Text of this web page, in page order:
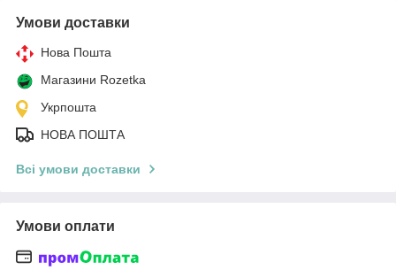
Умови доставки
Нова Пошта
Магазини Rozetka
Укрпошта
НОВА ПОШТА
Всі умови доставки
Умови оплати